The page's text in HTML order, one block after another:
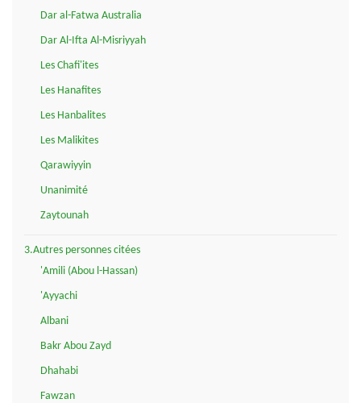
Dar al-Fatwa Australia
Dar Al-Ifta Al-Misriyyah
Les Chafi'ites
Les Hanafites
Les Hanbalites
Les Malikites
Qarawiyyin
Unanimité
Zaytounah
3.Autres personnes citées
'Amili (Abou l-Hassan)
'Ayyachi
Albani
Bakr Abou Zayd
Dhahabi
Fawzan